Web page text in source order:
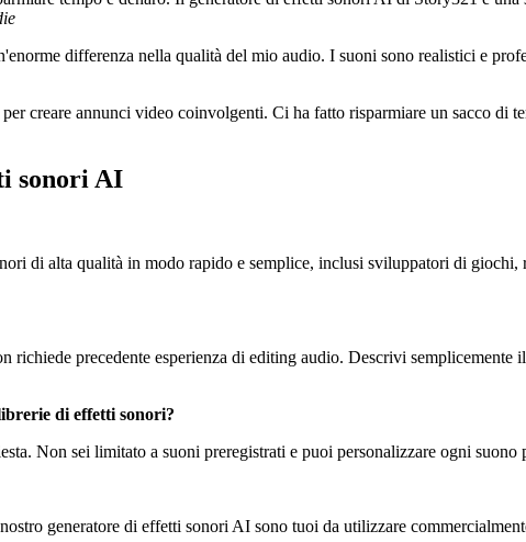
differenza nella qualità del mio audio. I suoni sono realistici e
creare annunci video coinvolgenti. Ci ha fatto risparmiare un sacco di
sonori AI
di alta qualità in modo rapido e semplice, inclusi sviluppatori di giochi,
precedente esperienza di editing audio. Descrivi semplicemente
di effetti sonori?
Non sei limitato a suoni preregistrati e puoi personalizzare ogni suono
generatore di effetti sonori AI sono tuoi da utilizzare